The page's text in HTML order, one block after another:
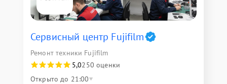
Сервисный центр Fujifilm
Ремонт техники Fujifilm
5,0250 оценки
Открыто до 21:00